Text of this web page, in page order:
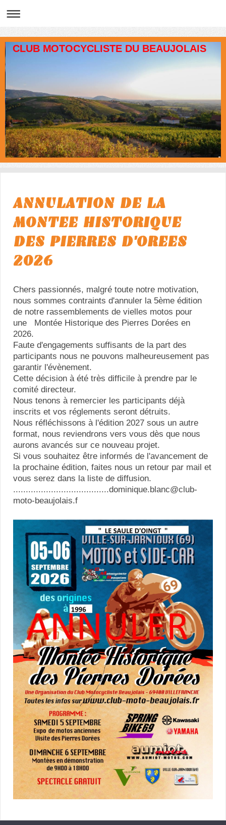
CLUB MOTOCYCLISTE DU BEAUJOLAIS
ANNULATION DE LA
MONTEE HISTORIQUE
DES PIERRES D'OREES
2026
Chers passionnés, malgré toute notre motivation,
nous sommes contraints d'annuler la 5ème édition
de notre rassemblements de vielles motos pour
une Montée Historique des Pierres Dorées en
2026.
Faute d'engagements suffisants de la part des
participants nous ne pouvons malheureusement pas
garantir l'évènement.
Cette décision à été très difficile à prendre par le
comité directeur.
Nous tenons à remercier les participants déjà
inscrits et vos réglements seront détruits.
Nous réfléchissons à l'édition 2027 sous un autre
format, nous reviendrons vers vous dès que nous
aurons avancés sur ce nouveau projet.
Si vous souhaitez être informés de l'avancement de
la prochaine édition, faites nous un retour par mail et
vous serez dans la liste de diffusion.
......................................dominique.blanc@club-
moto-beaujolais.f